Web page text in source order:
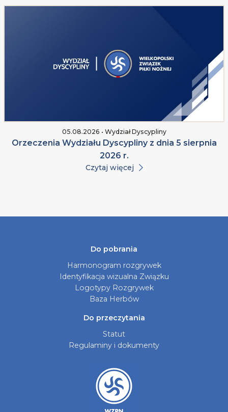
05.08.2026 • Wydział Dyscypliny
Orzeczenia Wydziału Dyscypliny z dnia 5 sierpnia
2026 r.
Czytaj więcej
Do pobrania
Harmonogram rozgrywek
Identyfikacja wizualna Związku
Logotypy Rozgrywek
Baza Herbów
Do przeczytania
Statut
Regulaminy i dokumenty